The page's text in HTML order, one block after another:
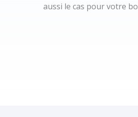
aussi le cas pour votre